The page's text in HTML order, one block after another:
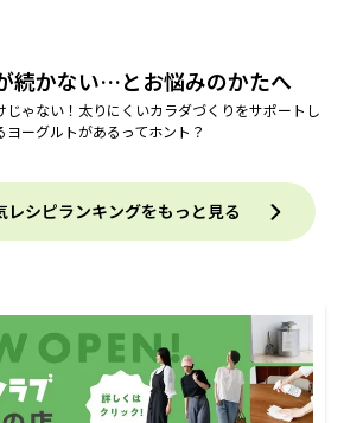
続かない…とお悩みのかたへ
じゃない！太りにくいカラダづくりをサポートし
ヨーグルトがあるってホント？
レシピランキングをもっと見る